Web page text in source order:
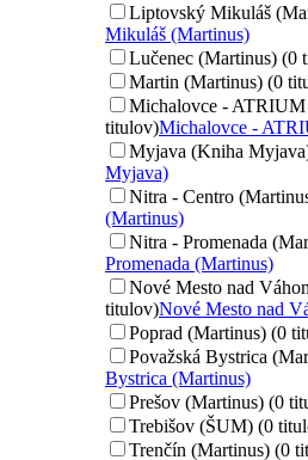
Liptovský Mikuláš
Mikuláš (Martinus)
Lučenec (Martinus) (0
Martin (Martinus) (0
Michalovce -
titulov)Michalovce -
Myjava (Kniha
Myjava)
Nitra - Centro
(Martinus)
Nitra - Promenada
Promenada (Martinus)
Nové Mesto nad
titulov)Nové Mesto nad
Poprad (Martinus) (0
Považská Bystrica
Bystrica (Martinus)
Prešov (Martinus) (0
Trebišov (ŠUM) (0
Trenčín (Martinus) (0